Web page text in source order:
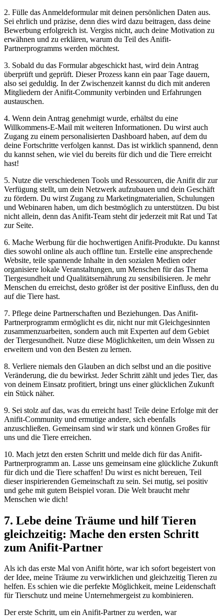
2. Fülle das Anmeldeformular⁤ mit⁣ deinen persönlichen Daten aus.‍
Sei ehrlich ‍und präzise, denn ⁢dies‌ wird dazu beitragen, dass ‍deine⁣
Bewerbung erfolgreich ist. Vergiss ​nicht, auch ‍deine Motivation‌ zu
‍erwähnen und ⁤zu erklären, ⁤warum du Teil ⁢des ‍Anifit-
Partnerprogramms werden ‍möchtest.
3. Sobald du das Formular ‍abgeschickt ⁣hast, wird dein Antrag
überprüft und geprüft. Dieser Prozess kann ein paar Tage dauern,⁢
also sei geduldig. In der Zwischenzeit kannst du dich ​mit ‌anderen
Mitgliedern der Anifit-Community verbinden und Erfahrungen⁣
austauschen.
4. Wenn dein Antrag genehmigt wurde, erhältst du eine
Willkommens-E-Mail mit⁢ weiteren Informationen. Du wirst ​auch
⁢Zugang zu einem personalisierten Dashboard ⁤haben, auf dem du
⁤deine Fortschritte verfolgen kannst. Das ⁣ist ⁤wirklich ⁣spannend, ⁢denn‍
du kannst sehen, ​wie viel du bereits ⁢für dich und die Tiere ​erreicht
hast!
5. Nutze die verschiedenen Tools⁢ und Ressourcen, die ⁤Anifit dir zur
Verfügung ⁢stellt, ⁣um dein Netzwerk aufzubauen und ⁣dein Geschäft
zu fördern. Du wirst Zugang zu ⁤Marketingmaterialien, Schulungen‍
und Webinaren haben, um dich ​bestmöglich zu unterstützen. Du⁤ bist
nicht ⁢allein, ⁢denn das Anifit-Team steht dir jederzeit‍ mit Rat⁤ und ⁢Tat
zur Seite.
6. Mache Werbung für die⁢ hochwertigen ‌Anifit-Produkte. ⁣Du kannst
dies sowohl online als⁤ auch offline​ tun. Erstelle eine ansprechende ​
Website, ⁤teile spannende ⁢Inhalte in den sozialen Medien ⁤oder
organisiere‍ lokale ‍Veranstaltungen, ⁣um Menschen für das Thema‍
Tiergesundheit und Qualitätsernährung zu sensibilisieren. Je mehr
Menschen du erreichst, ⁤desto größer ist der positive Einfluss, ​den du
auf​ die Tiere hast.
7. ⁢Pflege deine Partnerschaften und⁣ Beziehungen. Das Anifit-
Partnerprogramm ermöglicht es dir, nicht nur mit Gleichgesinnten
zusammenzuarbeiten, sondern auch​ mit Experten auf dem ⁢Gebiet
der Tiergesundheit. Nutze diese ‍Möglichkeiten, um‍ dein ‌Wissen zu
‍erweitern​ und von den ⁤Besten zu ⁣lernen.
8. Verliere niemals den Glauben⁢ an dich selbst und ‌an die positive
Veränderung, die du bewirkst. Jeder Schritt zählt und jedes Tier, das
von ‍deinem Einsatz profitiert, bringt uns⁢ einer‍ glücklichen Zukunft
ein Stück⁢ näher.
9. Sei stolz auf das, ‌was du erreicht‍ hast! Teile⁣ deine Erfolge⁤ mit der
Anifit-Community ⁣und‌ ermutige andere, sich ebenfalls
anzuschließen. Gemeinsam sind wir stark ⁣und⁢ können Großes⁤ für⁢
uns ‍und die Tiere erreichen.
10. Mach jetzt den ersten Schritt‌ und melde dich für das Anifit-
Partnerprogramm an. Lasse ​uns gemeinsam eine glückliche Zukunft
für dich und die Tiere schaffen! Du⁤ wirst ⁣es nicht bereuen, Teil
dieser⁣ inspirierenden Gemeinschaft zu sein. Sei mutig, sei positiv
und gehe ‍mit gutem⁣ Beispiel ​voran. Die Welt braucht mehr
Menschen wie dich!
7. ‍Lebe deine‌ Träume ⁢und hilf⁢ Tieren
‌gleichzeitig: Mache den ersten ‍Schritt⁣
zum Anifit-Partner
Als⁢ ich das erste Mal​ von ⁢Anifit‌ hörte,⁤ war ich sofort begeistert ‍von
der ⁢Idee, meine Träume zu ⁣verwirklichen und gleichzeitig Tieren zu
helfen. Es schien wie die perfekte Möglichkeit,‌ meine Leidenschaft
für Tierschutz und meine Unternehmergeist zu‌ kombinieren.
Der erste Schritt, um ein Anifit-Partner zu⁣ werden, ⁣war ​